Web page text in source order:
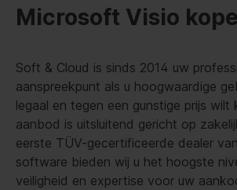
Microsoft Visio
Soft & Cloud is sinds 2014 uw
aanspreekpunt als u hoogwaardige
legaal en tegen een gunstige prijs wilt
aanbod is uitsluitend gericht op
eerste TÜV-gecertificeerde dealer
software bieden wij u het hoogste
veiligheid en expertise voor uw